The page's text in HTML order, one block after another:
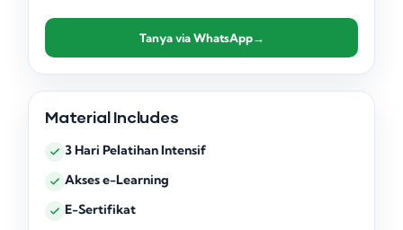
Tanya via WhatsApp→
Material Includes
3 Hari Pelatihan Intensif
Akses e-Learning
E-Sertifikat